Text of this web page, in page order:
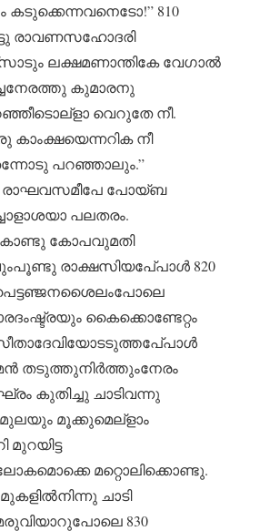
കടുക്കെന്നവനെടോ!” 810
രാവണസഹോദരി
ലക്ഷമണാന്തികേ വേഗാല്‍
കുമാരനു
വെറുതേ നീ.
കാംക്ഷയെന്നറിക നീ
പറഞ്ഞാലും.”
രാഘവസമീപേ പോയ്ബ
പലതരം.
കോപവുമതി
രാക്ഷസിയപേ്പാള്‍ 820
കൈക്കൊണ്ടേറ്റം
തടുത്തുനിര്‍ത്തുംനേരം
കുതിച്ചു ചാടിവന്നു
മൂക്കുമെല്‌ളാം
മുറയിട്ട
മറ്റൊലിക്കൊണ്ടു.
ചാടി
830